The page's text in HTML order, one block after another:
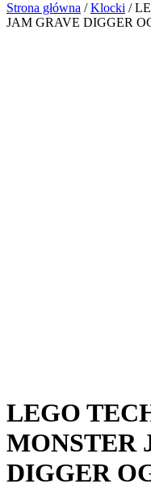
Strona główna /Klocki /
JAM GRAVE DIGGER
LEGO
MONSTER
DIGGER